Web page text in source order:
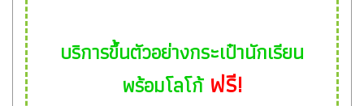
บริการขึ้นตัวอย่างกระเป๋านักเรียน
พร้อมโลโก้ ฟรี!